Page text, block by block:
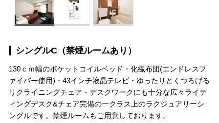
シングルC（禁煙ルームあり）
130ｃｍ幅のポケットコイルベッド・化繊布団(エンドレスフ
ァイバー使用)・43インチ液晶テレビ・ゆったりとくつろげる
リクライニングチェア・デスクワークにも十分な広々ライテ
ィングデスク&チェア完備の一クラス上のラクジュアリーシ
ングルです。禁煙ルームもご用意しております。